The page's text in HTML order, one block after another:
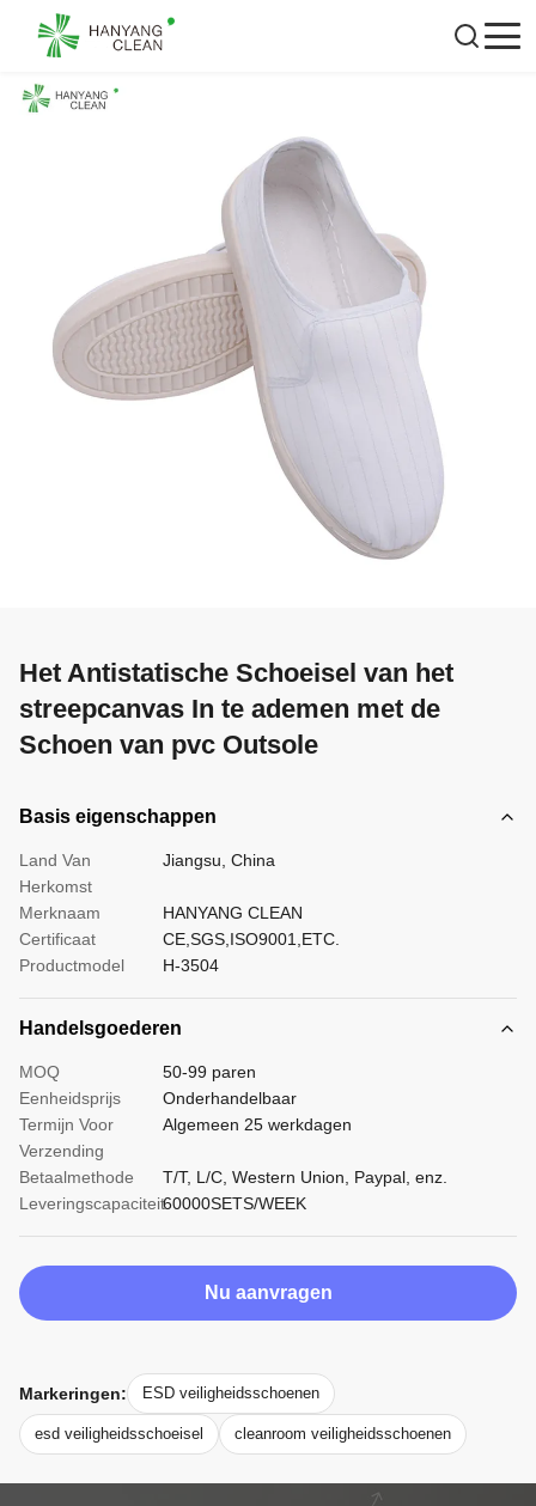
Het Antistatische Schoeisel van het
streepcanvas In te ademen met de
Schoen van pvc Outsole
Basis eigenschappen
Land Van
Herkomst
Jiangsu, China
Merknaam
HANYANG CLEAN
Certificaat
CE,SGS,ISO9001,ETC.
Productmodel
H-3504
Handelsgoederen
MOQ
50-99 paren
Eenheidsprijs
Onderhandelbaar
Termijn Voor
Verzending
Algemeen 25 werkdagen
Betaalmethode
T/T, L/C, Western Union, Paypal, enz.
Leveringscapaciteit60000SETS/WEEK
Nu aanvragen
Markeringen: ESD veiligheidsschoenen
esd veiligheidsschoeisel cleanroom veiligheidsschoenen